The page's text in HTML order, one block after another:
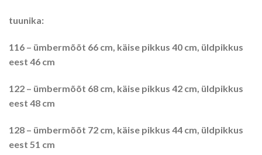
tuunika:
116 – ümbermõõt 66 cm, käise pikkus 40 cm, üldpikkus
eest 46 cm
122 – ümbermõõt 68 cm, käise pikkus 42 cm, üldpikkus
eest 48 cm
128 – ümbermõõt 72 cm, käise pikkus 44 cm, üldpikkus
eest 51 cm